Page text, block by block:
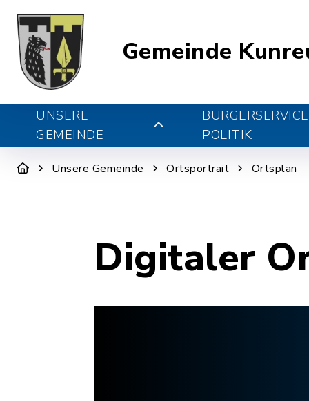
Gemeinde
UNSERE
GEMEINDE
POLITIK
Unsere Gemeinde Ortsportrait Ortsplan
Digitaler